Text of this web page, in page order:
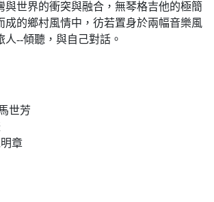
與世界的衝突與融合，無琴格吉他的極簡
成的鄉村風情中，彷若置身於兩幅音樂風
人--傾聽，與自己對話。
世芳
章